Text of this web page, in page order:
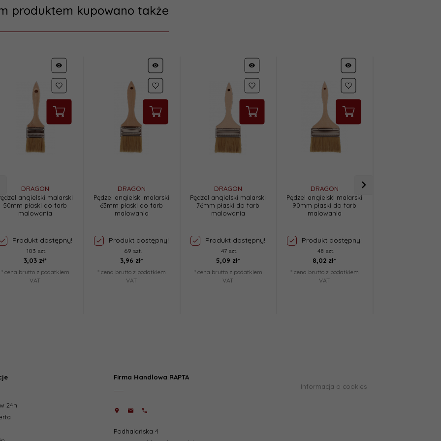
produktem kupowano także
DRAGON
angielski malarski
50mm płaski do farb
malowania
Produkt dostępny!
103 szt.
3,03 zł*
* cena brutto z podatkiem
VAT
DRAGON
Pędzel angielski malarski
63mm płaski do farb
malowania
Produkt dostępny!
69 szt.
3,96 zł*
* cena brutto z podatkiem
VAT
DRAGON
Pędzel angielski malarski
76mm płaski do farb
malowania
Produkt dostępny!
47 szt.
5,09 zł*
* cena brutto z podatkiem
VAT
DRAGON
Pędzel angielski malarski
90mm płaski do farb
malowania
Produkt dostępny!
48 szt.
8,02 zł*
* cena brutto z podatkiem
VAT
24h
Firma Handlowa RAPTA
Podhalańska 4
Informacja o cookies